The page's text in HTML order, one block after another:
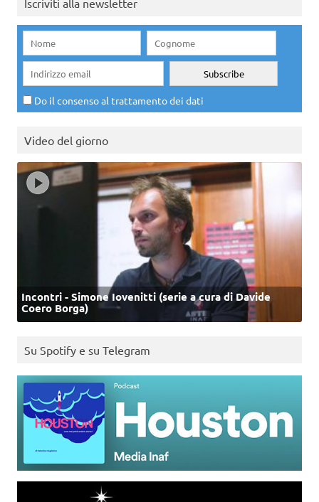
Iscriviti alla newsletter
Do il consenso al trattamento dei dati
Video del giorno
Incontri - Simone Iovenitti (serie a cura di Davide
Coero Borga)
Su Spotify e su Telegram